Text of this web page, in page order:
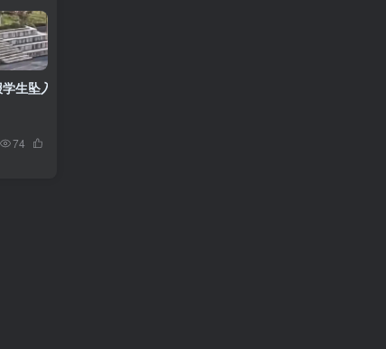
生坠入化粪池遇难事件 校方全力处置善后并加强校园安全排查
74